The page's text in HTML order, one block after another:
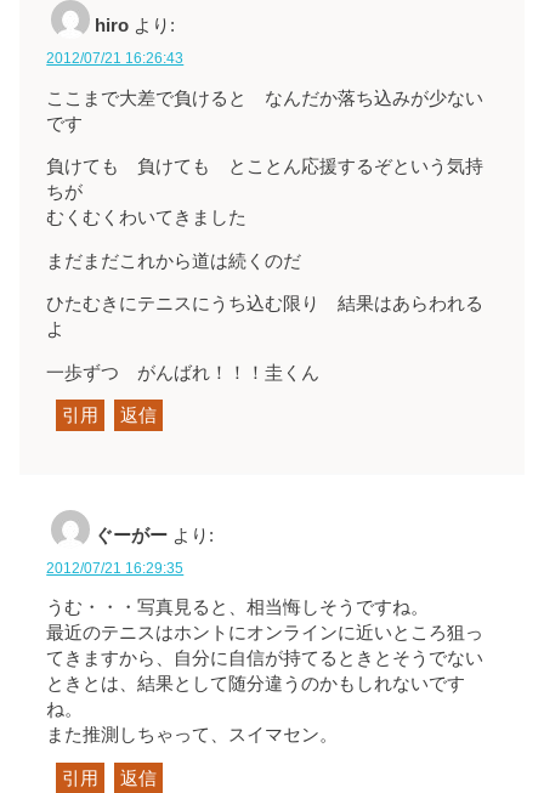
hiro より:
2012/07/21 16:26:43
ここまで大差で負けると なんだか落ち込みが少ない
です
負けても 負けても とことん応援するぞという気持
ちが
むくむくわいてきました
まだまだこれから道は続くのだ
ひたむきにテニスにうち込む限り 結果はあらわれる
よ
一歩ずつ がんばれ！！！圭くん
引用 返信
ぐーがー より:
2012/07/21 16:29:35
うむ・・・写真見ると、相当悔しそうですね。
最近のテニスはホントにオンラインに近いところ狙っ
てきますから、自分に自信が持てるときとそうでない
ときとは、結果として随分違うのかもしれないです
ね。
また推測しちゃって、スイマセン。
引用 返信